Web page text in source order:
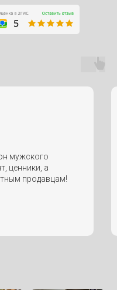
мужского
ценники, а
продавцам!